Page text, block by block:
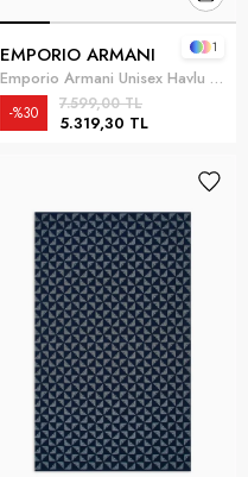
EMPORIO ARMANI
Emporio Armani Unisex Havlu Çok Renkli
5.319,30 TL
7.599,00 TL
%30
1